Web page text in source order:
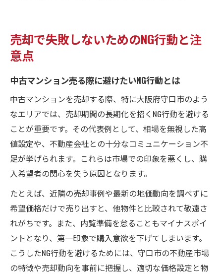
売却で失敗しないためのNG行動と注
意点
中古マンション売る際に避けたいNG行動とは
中古マンションを売却する際、特に大阪府守口市のよう
なエリアでは、売却期間の長期化を招くNG行動を避ける
ことが重要です。その代表例として、相場を無視した高
値設定や、不動産会社との十分なコミュニケーション不
足が挙げられます。これらは市場での印象を悪くし、購
入希望者の関心を失う原因となります。
たとえば、近隣の売却事例や最新の地価動向を調べずに
希望価格だけで売り出すと、他物件と比較されて敬遠さ
れがちです。また、内覧準備を怠ることもマイナスポイ
ントとなり、第一印象で購入意欲を下げてしまいます。
こうしたNG行動を避けるためには、守口市の不動産市場
の特徴や売却動向を事前に把握し、適切な価格設定と物